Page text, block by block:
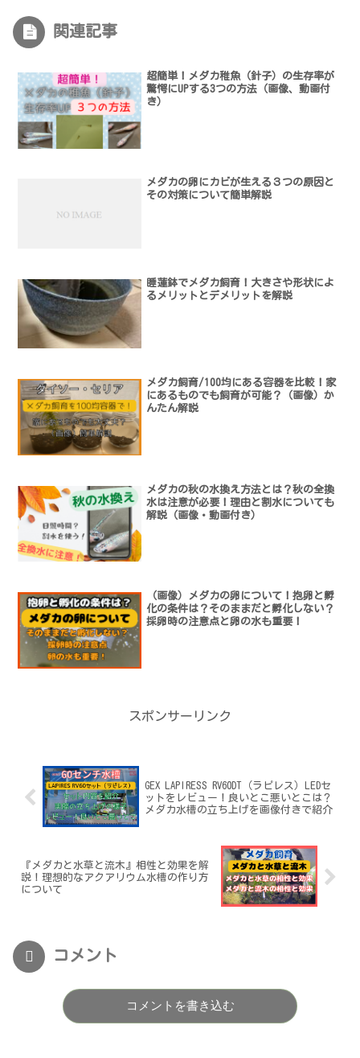
関連記事
超簡単！メダカ稚魚（針子）の生存率が
驚愕にUPする3つの方法（画像、動画付
き）
メダカの卵にカビが生える３つの原因と
その対策について簡単解説
睡蓮鉢でメダカ飼育！大きさや形状によ
るメリットとデメリットを解説
メダカ飼育/100均にある容器を比較！家
にあるものでも飼育が可能？（画像）か
んたん解説
メダカの秋の水換え方法とは？秋の全換
水は注意が必要！理由と割水についても
解説（画像・動画付き）
（画像）メダカの卵について！抱卵と孵
化の条件は？そのままだと孵化しない？
採卵時の注意点と卵の水も重要！
スポンサーリンク
GEX LAPIRESS RV60DT（ラピレス）LEDセ
ットをレビュー！良いとこ悪いとこは？
メダカ水槽の立ち上げを画像付きで紹介
『メダカと水草と流木』相性と効果を解
説！理想的なアクアリウム水槽の作り方
について
コメント
コメントを書き込む